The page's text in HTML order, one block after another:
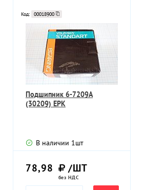
Код: 00018900
Подшипник 6-7209А
(30209) EPK
В наличии 1шт
78,98 /ШТ
без НДС